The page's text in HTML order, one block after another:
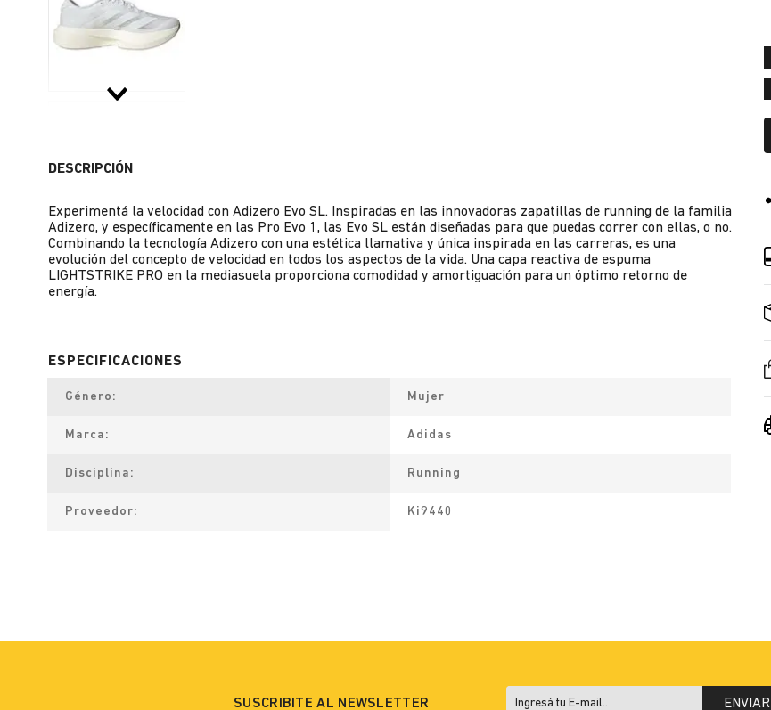
DESCRIPCIÓN
Experimentá la velocidad con Adizero Evo SL. Inspiradas en las innovadoras zapatillas de running de la familia
Adizero, y específicamente en las Pro Evo 1, las Evo SL están diseñadas para que puedas correr con ellas, o no.
Combinando la tecnología Adizero con una estética llamativa y única inspirada en las carreras, es una
evolución del concepto de velocidad en todos los aspectos de la vida. Una capa reactiva de espuma
LIGHTSTRIKE PRO en la mediasuela proporciona comodidad y amortiguación para un óptimo retorno de
energía.
Género Mujer
Marca Adidas
Disciplina Running
Proveedor Ki9440
SUSCRIBITE AL NEWSLETTER ENVIAR